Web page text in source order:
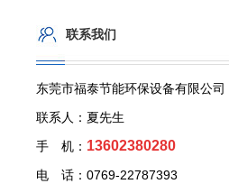
联系我们
东莞市福泰节能环保设备有限公司
联系人：夏先生
手 机： 13602380280
电 话：0769-22787393